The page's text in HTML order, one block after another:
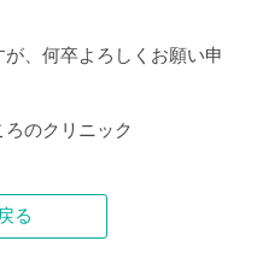
、何卒よろしくお願い申
のクリニック
る